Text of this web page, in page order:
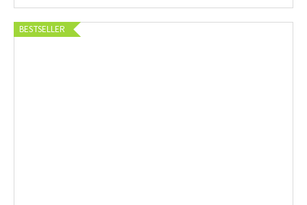
BESTSELLER